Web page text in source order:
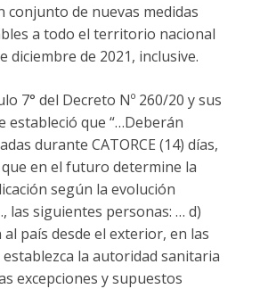
conjunto de nuevas medidas
a todo el territorio nacional
diciembre de 2021, inclusive.
7° del Decreto Nº 260/20 y sus
estableció que “…Deberán
durante CATORCE (14) días,
en el futuro determine la
según la evolución
las siguientes personas: … d)
país desde el exterior, en las
la autoridad sanitaria
excepciones y supuestos